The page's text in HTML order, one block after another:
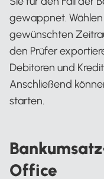
gewappnet.
gewünschten
den Prüfer
Debitoren und
Anschließend
starten.
Office